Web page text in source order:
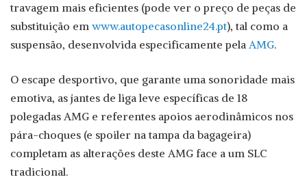
travagem mais eficientes (pode ver o preço de peças de
substituição em www.autopecasonline24.pt), tal como a
suspensão, desenvolvida especificamente pela AMG.
O escape desportivo, que garante uma sonoridade mais
emotiva, as jantes de liga leve específicas de 18
polegadas AMG e referentes apoios aerodinâmicos nos
pára-choques (e spoiler na tampa da bagageira)
completam as alterações deste AMG face a um SLC
tradicional.